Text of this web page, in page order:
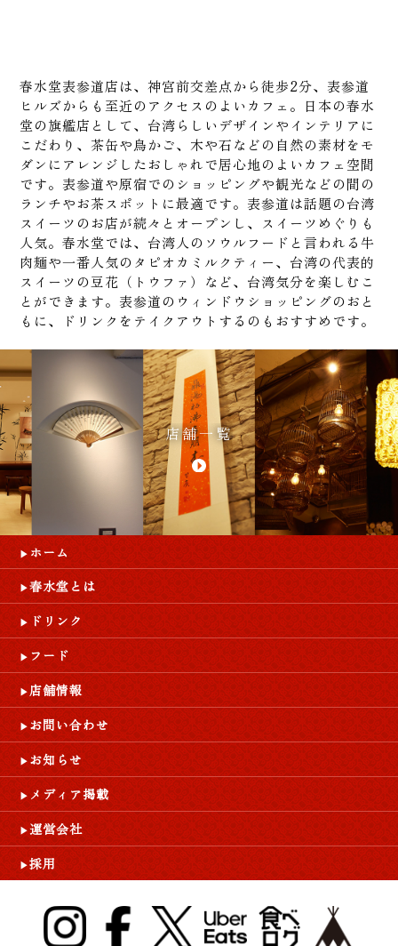
春水堂表参道店は、神宮前交差点から徒歩2分、表参道
ヒルズからも至近のアクセスのよいカフェ。日本の春水
堂の旗艦店として、台湾らしいデザインやインテリアに
こだわり、茶缶や鳥かご、木や石などの自然の素材をモ
ダンにアレンジしたおしゃれで居心地のよいカフェ空間
です。表参道や原宿でのショッピングや観光などの間の
ランチやお茶スポットに最適です。表参道は話題の台湾
スイーツのお店が続々とオープンし、スイーツめぐりも
人気。春水堂では、台湾人のソウルフードと言われる牛
肉麺や一番人気のタピオカミルクティー、台湾の代表的
スイーツの豆花（トウファ）など、台湾気分を楽しむこ
とができます。表参道のウィンドウショッピングのおと
もに、ドリンクをテイクアウトするのもおすすめです。
店舗一覧
ホーム
春水堂とは
ドリンク
フード
店舗情報
お問い合わせ
お知らせ
メディア掲載
運営会社
採用